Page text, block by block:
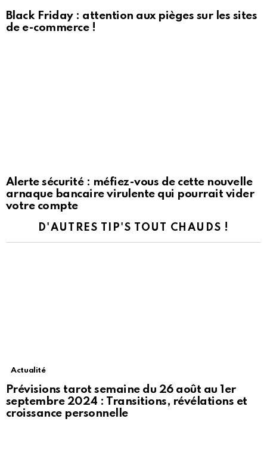
Black Friday : attention aux pièges sur les sites
de e-commerce !
Alerte sécurité : méfiez-vous de cette nouvelle
arnaque bancaire virulente qui pourrait vider
votre compte
D'AUTRES TIP'S TOUT CHAUDS !
Actualité
Prévisions tarot semaine du 26 août au 1er
septembre 2024 : Transitions, révélations et
croissance personnelle